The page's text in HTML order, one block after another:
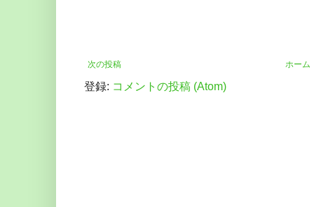
次の投稿 ホーム
登録: コメントの投稿 (Atom)